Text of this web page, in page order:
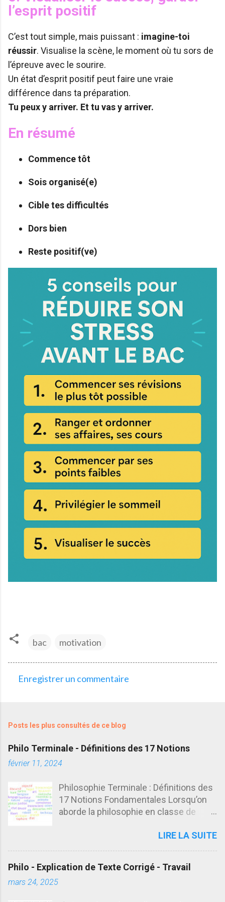
l’esprit positif
C’est tout simple, mais puissant : imagine-toi
réussir. Visualise la scène, le moment où tu sors de
l’épreuve avec le sourire.
Un état d’esprit positif peut faire une vraie
différence dans ta préparation.
Tu peux y arriver. Et tu vas y arriver.
En résumé
Commence tôt
Sois organisé(e)
Cible tes difficultés
Dors bien
Reste positif(ve)
bac motivation
m
e
n
a
i
r
s
Enregistrer un commentaire
Posts les plus consultés de ce blog
Philo Terminale - Définitions des 17 Notions
février 11, 2024
Philosophie Terminale : Définitions des
17 Notions Fondamentales Lorsqu’on
aborde la philosophie en classe de
de définitions claires des notions
être complétées, enrichies et
LIRE LA SUITE
Philo - Explication de Texte Corrigé - Travail
mars 24, 2025